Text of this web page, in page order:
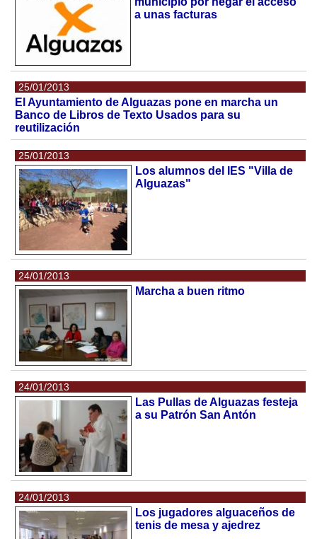
a unas facturas
25/01/2013
El Ayuntamiento de Alguazas pone en marcha un
Banco de Libros de Texto Usados para su
reutilización
25/01/2013
Los alumnos del IES "Villa de
Alguazas"
24/01/2013
Marcha a buen ritmo
24/01/2013
Las Pullas de Alguazas festeja
a su Patrón San Antón
24/01/2013
Los jugadores alguaceños de
tenis de mesa y ajedrez